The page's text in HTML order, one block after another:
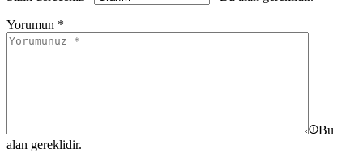
Yorumun *
Bu
alan gereklidir.